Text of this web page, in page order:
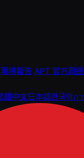
現場報告 APT 官方周
體中文日本語한국어ภ